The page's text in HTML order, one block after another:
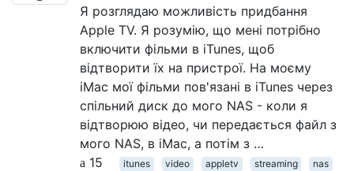
Я розглядаю можливість придбання
Apple TV. Я розумію, що мені потрібно
включити фільми в iTunes, щоб
відтворити їх на пристрої. На моєму
iMac мої фільми пов'язані в iTunes через
спільний диск до мого NAS - коли я
відтворюю відео, чи передається файл з
мого NAS, в iMac, а потім з …
15
itunes video appletv streaming nas